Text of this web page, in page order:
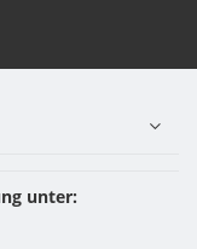
unter: